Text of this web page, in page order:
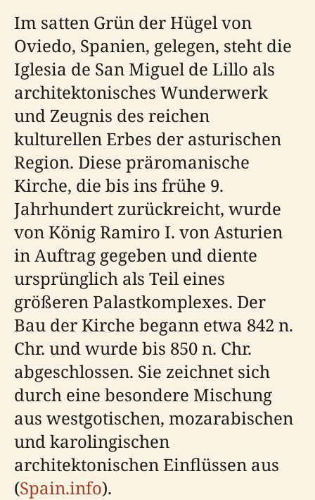
Im satten Grün der Hügel von
Oviedo, Spanien, gelegen, steht die
Iglesia de San Miguel de Lillo als
architektonisches Wunderwerk
und Zeugnis des reichen
kulturellen Erbes der asturischen
Region. Diese präromanische
Kirche, die bis ins frühe 9.
Jahrhundert zurückreicht, wurde
von König Ramiro I. von Asturien
in Auftrag gegeben und diente
ursprünglich als Teil eines
größeren Palastkomplexes. Der
Bau der Kirche begann etwa 842 n.
Chr. und wurde bis 850 n. Chr.
abgeschlossen. Sie zeichnet sich
durch eine besondere Mischung
aus westgotischen, mozarabischen
und karolingischen
architektonischen Einflüssen aus
(Spain.info).